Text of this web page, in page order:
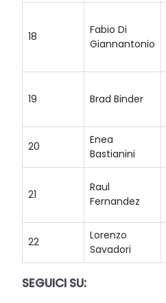
18
Fabio Di
Giannantonio
19 Brad Binder
20
Enea
Bastianini
21
Raul
Fernandez
22
Lorenzo
Savadori
SEGUICI SU: